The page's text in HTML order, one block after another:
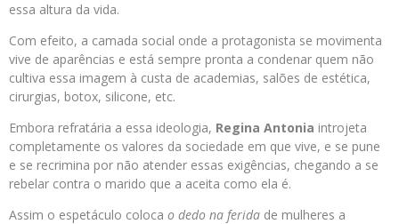
essa altura da vida.
Com efeito, a camada social onde a protagonista se movimenta
vive de aparências e está sempre pronta a condenar quem não
cultiva essa imagem à custa de academias, salões de estética,
cirurgias, botox, silicone, etc.
Embora refratária a essa ideologia, Regina Antonia introjeta
completamente os valores da sociedade em que vive, e se pune
e se recrimina por não atender essas exigências, chegando a se
rebelar contra o marido que a aceita como ela é.
Assim o espetáculo coloca o dedo na ferida de mulheres a